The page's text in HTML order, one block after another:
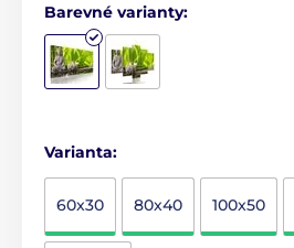
Barevné varianty:
Varianta:
60x30 80x40 100x50